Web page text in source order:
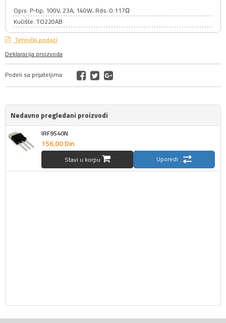
Opis: P-tip, 100V, 23A, 140W, Rds: 0.117Ω
Kućište: TO220AB
Tehnički podaci
Deklaracija proizvoda
Podeli sa prijateljima:
Nedavno pregledani proizvodi
IRF9540N
156,00Din
Stavi u korpu Uporedi